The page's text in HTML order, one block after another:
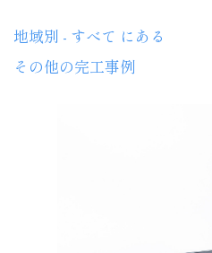
地域別 - すべて にある
その他の完工事例